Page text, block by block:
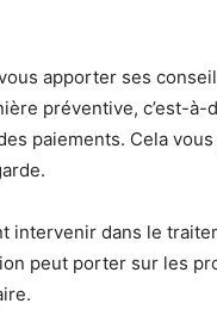
apporter ses
préventive, c’est-à-
paiements. Cela
intervenir dans le
peut porter sur les